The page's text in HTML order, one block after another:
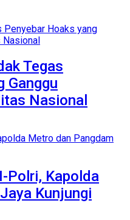
Tegas
Ganggu
Nasional
Polri, Kapolda
Kunjungi